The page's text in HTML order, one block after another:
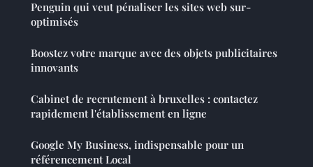
Penguin qui veut pénaliser les sites web sur-
optimisés
Boostez votre marque avec des objets publicitaires
innovants
Cabinet de recrutement à bruxelles : contactez
rapidement l'établissement en ligne
Google My Business, indispensable pour un
référencement Local